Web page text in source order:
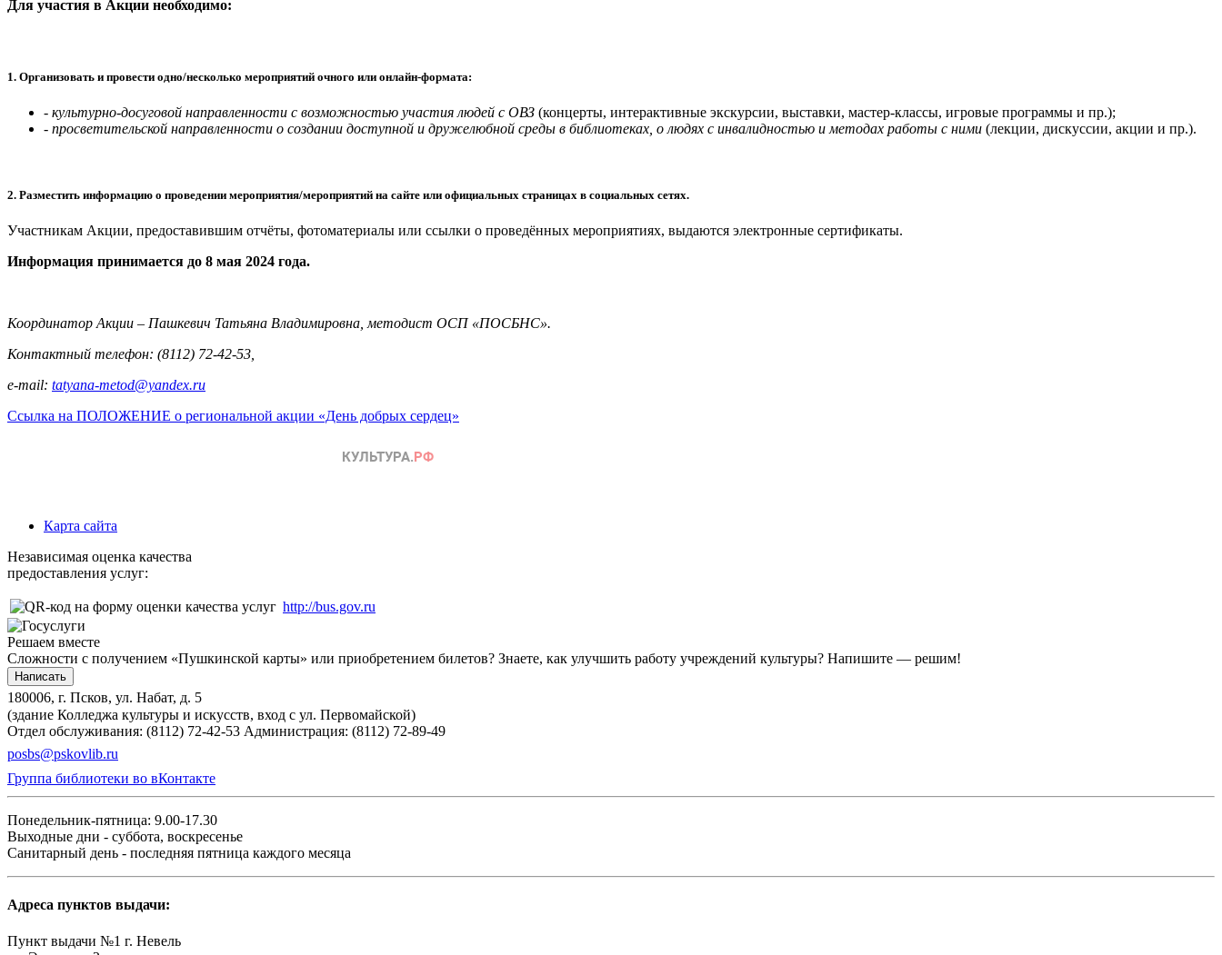
Для участия в Акции необходимо:
1. Организовать и провести одно/несколько мероприятий очного или онлайн-формата:
- культурно-досуговой направленности с возможностью участия людей с ОВЗ (концерты, интерактивные экскурсии, выставки, мастер-классы, игровые программы и пр.);
- просветительской направленности о создании доступной и дружелюбной среды в библиотеках, о людях с инвалидностью и методах работы с ними (лекции, дискуссии, акции и пр.).
2. Разместить информацию о проведении мероприятия/мероприятий на сайте или официальных страницах в социальных сетях.
Участникам Акции, предоставившим отчёты, фотоматериалы или ссылки о проведённых мероприятиях, выдаются электронные сертификаты.
Информация принимается до 8 мая 2024 года.
Координатор Акции – Пашкевич Татьяна Владимировна, методист ОСП «ПОСБНС».
Контактный телефон: (8112) 72-42-53,
е-mail: tatyana-metod@yandex.ru
Ссылка на ПОЛОЖЕНИЕ о региональной акции «День добрых сердец»
Карта сайта
Независимая оценка качества
предоставления услуг:
http://bus.gov.ru
Решаем вместе
Сложности с получением «Пушкинской карты» или приобретением билетов? Знаете, как улучшить работу учреждений культуры? Напишите — решим!
Написать
180006, г. Псков, ул. Набат, д. 5
(здание Колледжа культуры и искусств, вход с ул. Первомайской)
Отдел обслуживания: (8112) 72-42-53 Администрация: (8112) 72-89-49
posbs@pskovlib.ru
Группа библиотеки во вКонтакте
Понедельник-пятница: 9.00-17.30
Выходные дни - суббота, воскресенье
Санитарный день - последняя пятница каждого месяца
Адреса пунктов выдачи:
Пункт выдачи №1 г. Невель